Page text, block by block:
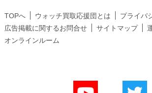
TOPへ ウォッチ買取応援団とは
プライバ
広告掲載に関するお問合せ
サイトマップ
オンラインルーム